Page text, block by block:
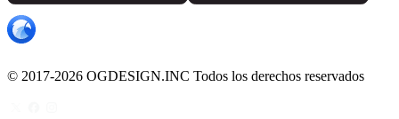
© 2017-2026 OGDESIGN.INC Todos los derechos reservados